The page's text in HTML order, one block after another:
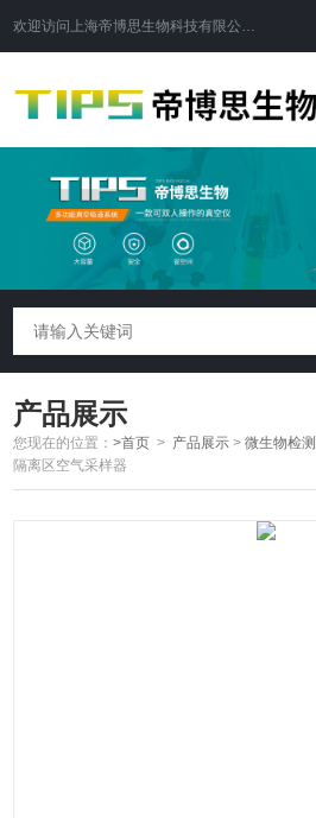
欢迎访问 上海帝博思生物科技有限公司
产品展示
您现在的位置：>首页 > 产品展示 >微生物检测
隔离区空气采样器